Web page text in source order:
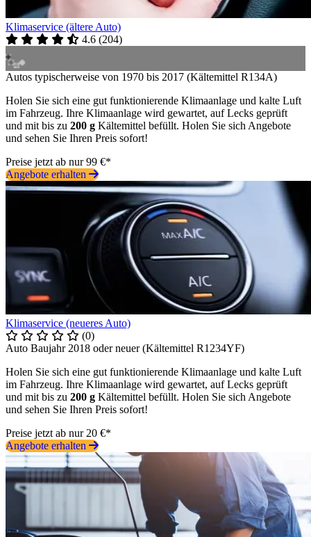
Klimaservice (ältere Auto)
4.6 (204)
Autos typischerweise von 1970 bis 2017 (Kältemittel R134A)
Holen Sie sich eine gut funktionierende Klimaanlage und kalte Luft
im Fahrzeug. Ihre Klimaanlage wird gewartet, auf Lecks geprüft
und mit bis zu 200 g Kältemittel befüllt. Holen Sie sich Angebote
und sehen Sie Ihren Preis sofort!
Preise jetzt ab nur 99 €*
Angebote erhalten
Klimaservice (neueres Auto)
(0)
Auto Baujahr 2018 oder neuer (Kältemittel R1234YF)
Holen Sie sich eine gut funktionierende Klimaanlage und kalte Luft
im Fahrzeug. Ihre Klimaanlage wird gewartet, auf Lecks geprüft
und mit bis zu 200 g Kältemittel befüllt. Holen Sie sich Angebote
und sehen Sie Ihren Preis sofort!
Preise jetzt ab nur 20 €*
Angebote erhalten